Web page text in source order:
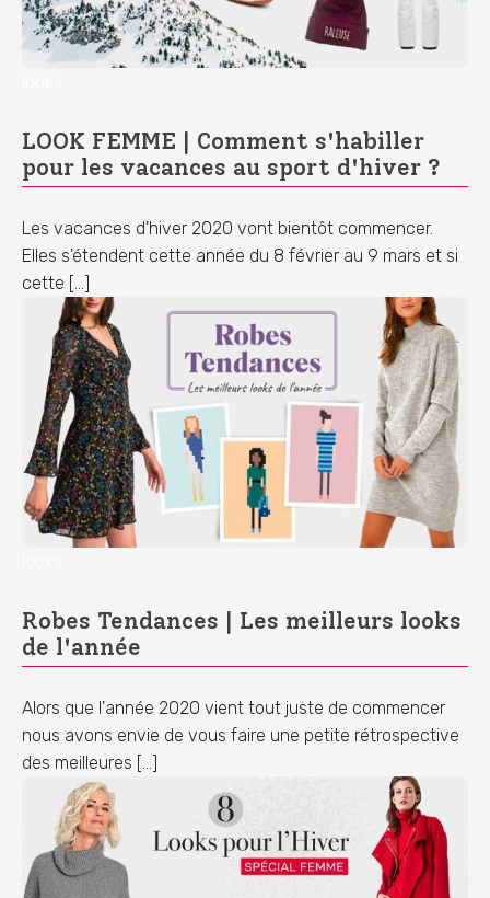
LOOK FEMME | Comment s'habiller
pour les vacances au sport d'hiver ?
Les vacances d'hiver 2020 vont bientôt commencer.
Elles s'étendent cette année du 8 février au 9 mars et si
cette […]
Robes Tendances | Les meilleurs looks
de l'année
Alors que l'année 2020 vient tout juste de commencer
nous avons envie de vous faire une petite rétrospective
des meilleures […]